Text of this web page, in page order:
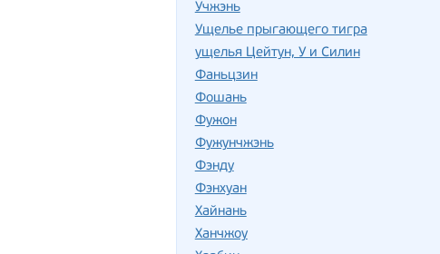
Учжэнь
Ущелье прыгающего тигра
ущелья Цейтун, У и Силин
Фаньцзин
Фошань
Фужон
Фужунчжэнь
Фэнду
Фэнхуан
Хайнань
Ханчжоу